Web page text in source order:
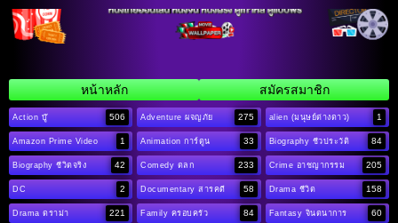
หน้าหลัก สมัครสมาชิก
Action บู๊ 506 Adventure ผจญภัย 275 alien (มนุษย์ต่างดาว) 1
Amazon Prime Video 1 Animation การ์ตูน 33 Biography ชีวประวัติ 84
Biography ชีวิตจริง 42 Comedy ตลก 233 Crime อาชญากรรม 205
DC 2 Documentary สารคดี 58 Drama ชีวิต 158
Drama ดราม่า 221 Family ครอบครัว 84 Fantasy จินตนาการ 60